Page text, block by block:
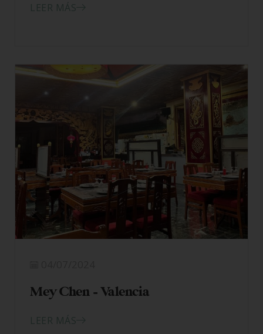
LEER MÁS
Mey Chen – Valencia
LEER MÁS